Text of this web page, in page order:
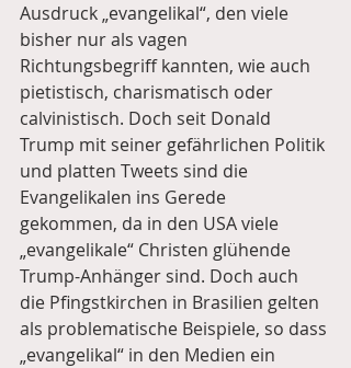
Ausdruck „evangelikal“, den viele
bisher nur als vagen
Richtungsbegriff kannten, wie auch
pietistisch, charismatisch oder
calvinistisch. Doch seit Donald
Trump mit seiner gefährlichen Politik
und platten Tweets sind die
Evangelikalen ins Gerede
gekommen, da in den USA viele
„evangelikale“ Christen glühende
Trump-Anhänger sind. Doch auch
die Pfingstkirchen in Brasilien gelten
als problematische Beispiele, so dass
„evangelikal“ in den Medien ein